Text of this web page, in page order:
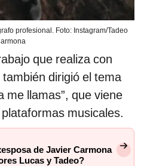
profesional. Foto: Instagram/Tadeo
que realiza con
dirigió el tema
me llamas”, que viene
musicales.
de Javier Carmona
Lucas y Tadeo?